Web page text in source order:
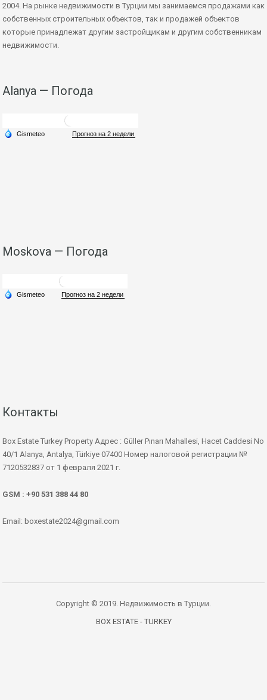
2004. На рынке недвижимости в Турции мы занимаемся продажами как
собственных строительных объектов, так и продажей объектов
которые принадлежат другим застройщикам и другим собственникам
недвижимости.
Alanya — Погода
Moskova — Погода
Контакты
Box Estate Turkey Property Адрес : Güller Pınarı Mahallesi, Hacet Caddesi No
40/1 Alanya, Antalya, Türkiye 07400 Номер налоговой регистрации №
7120532837 от 1 февраля 2021 г.
GSM : +90 531 388 44 80
Email: boxestate2024@gmail.com
Copyright © 2019. Недвижимость в Турции.
BOX ESTATE - TURKEY